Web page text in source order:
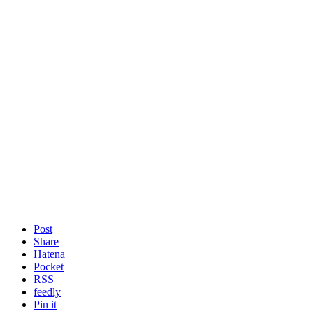
Post
Share
Hatena
Pocket
RSS
feedly
Pin it